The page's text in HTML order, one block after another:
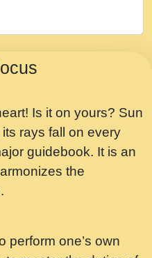
Ho.mp3
रठ हर क मनन न आय
maharaj.mp3
प्रेरणा -Swami
Special Shyam
शर रध.... Shri
Is it on yours? Sun
rays fall on every
guidebook. It is an
the
perform one’s own